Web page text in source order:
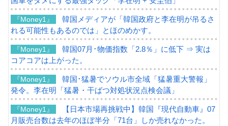
『Money1』
韓国メディアが「韓国政府と李在明が吊るさ
れる可能性もあるのでは」とほのめかす。
『Money1』
韓国07月･物価指数「2.8％」に低下 ⇒ 実は
コアコアは上がった。
『Money1』
韓国･猛暑でソウル市全域「猛暑重大警報」
発令。李在明「猛暑・干ばつ対処状況点検会議」
『Money1』
【日本市場再挑戦中】韓国『現代自動車』07
月販売台数は去年のほぼ半分「71台」しか売れなかった。